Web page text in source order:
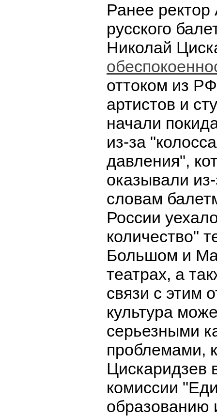
Ранее
русского
Николай
оттоком из
артистов и
начали
из-за
давления",
оказывали
словам
России
количество"
Большом и
театрах, а
связи с этим
культура
серьезными
проблемами,
Цискаридзев
комиссии
образованию